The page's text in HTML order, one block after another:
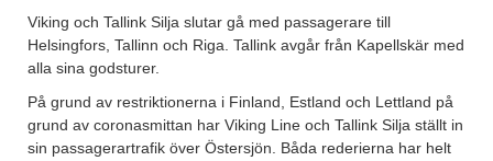
Viking och Tallink Silja slutar gå med passagerare till
Helsingfors, Tallinn och Riga. Tallink avgår från Kapellskär med
alla sina godsturer.
På grund av restriktionerna i Finland, Estland och Lettland på
grund av coronasmittan har Viking Line och Tallink Silja ställt in
sin passagerartrafik över Östersjön. Båda rederierna har helt